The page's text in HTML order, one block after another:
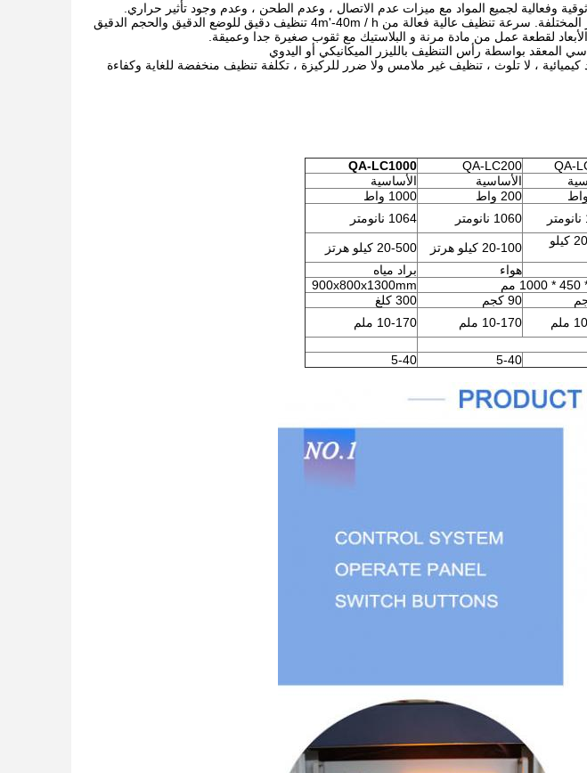
2. طاقة الليزر من 30-1000 واط لتطبيقات التنظيف بالليزر المختلفة. سرعة تنظيف عالية فعالة من 4m'-40m / h تنظيف دقيق للوضع الدقيق والحجم الدقيق
لقطعة عمل من مادة مرنة و البلاستيك مع ثقوب صغيرة جدا وعميقة.
كيميائية ، لا تلوث ، تنظيف غير ملامس ولا ضرر للركيزة ، تكلفة تنظيف منخفضة للغاية وكفاءة
QA-
QA-LC200
QA-LC1000
الأساسية
الأساسية
200 واط
1000 واط
1060 نانومتر 1064 نانومتر
20-100 كيلو
20-100 كيلو هرتز
20-500 كيلو هرتز
هواء
براد مياه
900x800x1300mm
90 كجم
300 كلغ
10-170 ملم
10-170 ملم
5-40
5-40